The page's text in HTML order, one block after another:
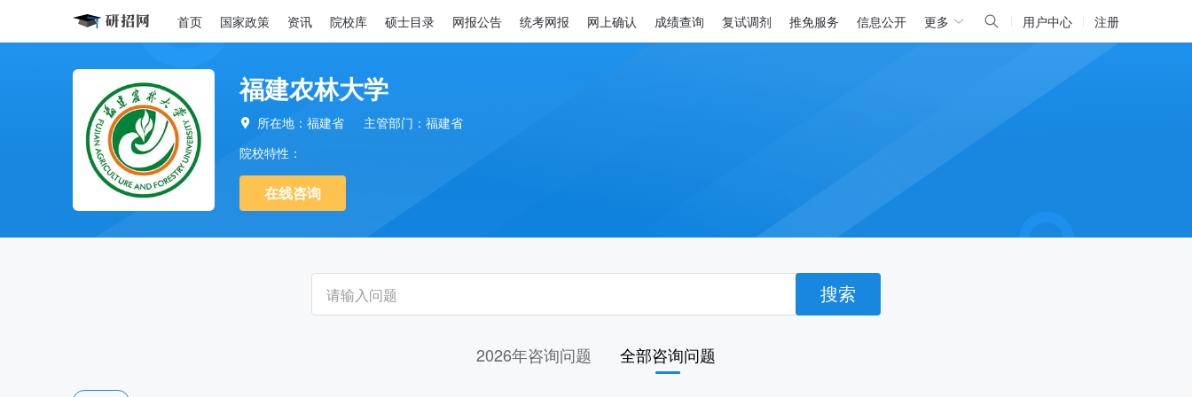
首页 国家政策 资讯 院校库 硕士目录 网报公告 统考网报 网上确认 成绩查询 复试调剂 推免服务 信息公开 更多 用户中心 注册
福建农林大学
 所在地：福建省
主管部门：福建省
院校特性：
在线咨询
搜索
2026年咨询问题 全部咨询问题